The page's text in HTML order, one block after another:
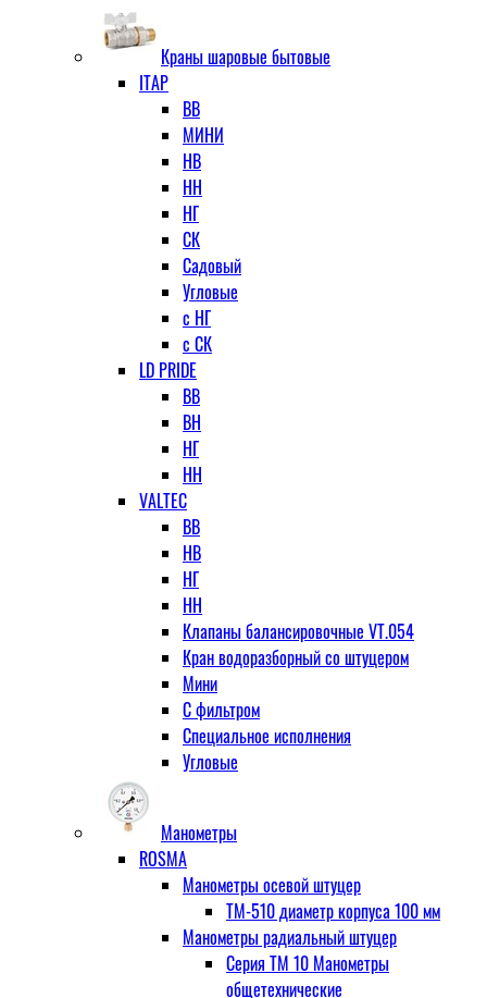
Краны шаровые бытовые
ITAP
ВВ
МИНИ
НВ
НН
НГ
СК
Садовый
Угловые
с НГ
с СК
LD PRIDE
ВВ
ВН
НГ
НН
VALTEC
ВВ
НВ
НГ
НН
Клапаны балансировочные VT.054
Кран водоразборный со штуцером
Мини
С фильтром
Специальное исполнения
Угловые
Манометры
ROSMA
Манометры осевой штуцер
ТМ-510 диаметр корпуса 100 мм
Манометры радиальный штуцер
Серия ТМ 10 Манометры
общетехнические